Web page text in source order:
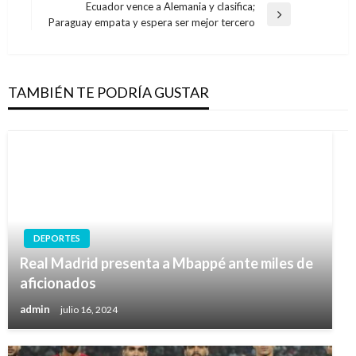
entradas
Entrada
Ecuador vence a Alemania y clasifica;
Paraguay empata y espera ser mejor tercero
TAMBIÉN TE PODRÍA GUSTAR
DEPORTES
Real Madrid presenta a Mbappé ante miles de
aficionados
admin julio 16, 2024